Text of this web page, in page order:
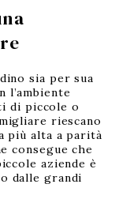
sia per sua
l’ambiente
di piccole o
riescano
più alta a parità
consegue che
aziende è
dalle grandi